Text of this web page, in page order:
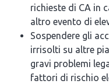
richieste di CA in
altro evento di
Sospendere gli
irrisolti su altre
gravi problemi
fattori di rischio